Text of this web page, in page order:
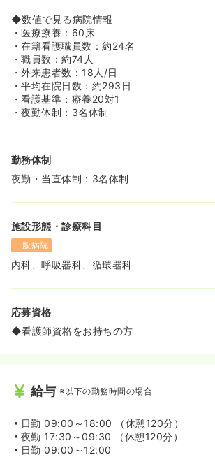
◆数値で見る病院情報
・医療療養：60床
・在籍看護職員数：約24名
・職員数：約74人
・外来患者数：18人/日
・平均在院日数：約293日
・看護基準：療養20対1
・夜勤体制：3名体制
勤務体制
夜勤・当直体制：3名体制
施設形態・診療科目
一般病院
内科、呼吸器科、循環器科
応募資格
◆看護師資格をお持ちの方
給与 ※以下の勤務時間の場合
日勤 09:00～18:00 （休憩120分）
夜勤 17:30～09:30 （休憩120分）
日勤 09:00～12:00